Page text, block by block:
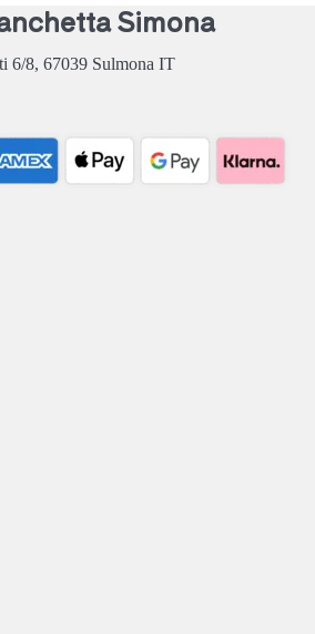
Simona
6/8, 67039 Sulmona IT